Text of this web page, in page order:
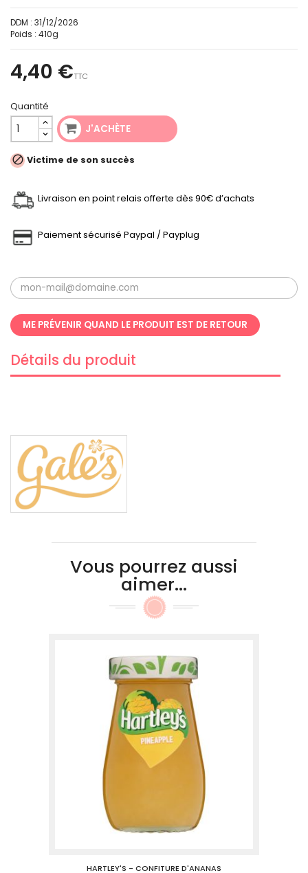
DDM : 31/12/2026
Poids : 410g
4,40 €TTC
Quantité
J'ACHÈTE
 Victime de son succès
Livraison en point relais offerte dès 90€ d’achats
Paiement sécurisé Paypal / Payplug
ME PRÉVENIR QUAND LE PRODUIT EST DE RETOUR
Détails du produit
Vous pourrez aussi
aimer...
HARTLEY'S - CONFITURE D'ANANAS